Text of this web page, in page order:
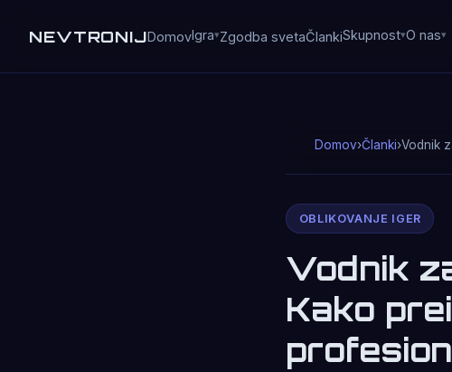
NEVTRONIJDomovIgra Zgodba svetaČlankiSkupnost O nas
Domov›Članki›Vodnik
OBLIKOVANJE IGER
Vodnik
Kako